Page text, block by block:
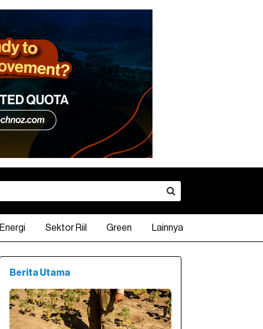
Energi Sektor Riil Green Lainnya
Berita Utama